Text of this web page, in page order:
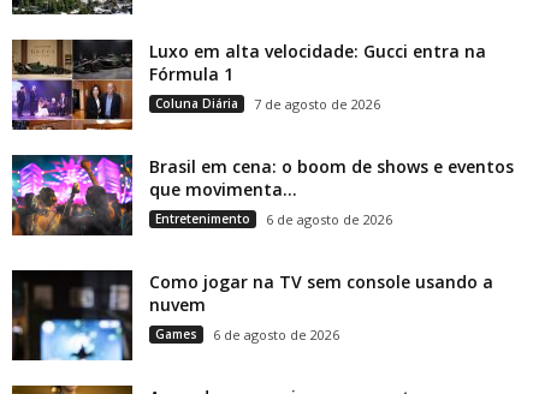
Luxo em alta velocidade: Gucci entra na
Fórmula 1
Coluna Diária 7 de agosto de 2026
Brasil em cena: o boom de shows e eventos
que movimenta...
Entretenimento 6 de agosto de 2026
Como jogar na TV sem console usando a
nuvem
Games 6 de agosto de 2026